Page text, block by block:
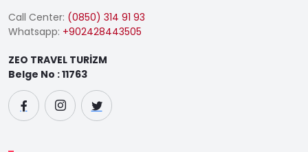
Call Center: (0850) 314 91 93
Whatsapp: +902428443505
ZEO TRAVEL TURİZM
Belge No : 11763